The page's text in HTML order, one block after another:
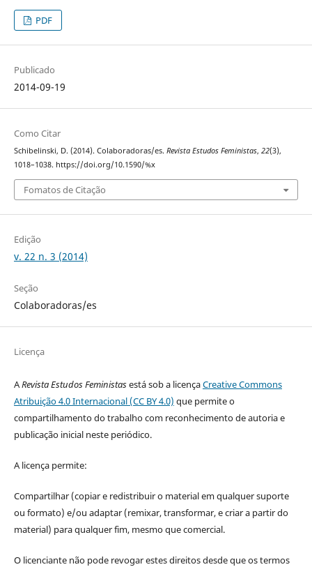
PDF
Publicado
2014-09-19
Como Citar
Schibelinski, D. (2014). Colaboradoras/es. Revista Estudos Feministas, 22(3),
1018–1038. https://doi.org/10.1590/%x
Fomatos de Citação
Edição
v. 22 n. 3 (2014)
Seção
Colaboradoras/es
Licença
ARevista Estudos Feministasestá sob a licençaCreative Commons
Atribuição 4.0 Internacional (CC BY 4.0) que permite o
compartilhamento do trabalho com reconhecimento de autoria e
publicação inicial neste periódico.
A licença permite:
Compartilhar (copiar e redistribuir o material em qualquer suporte
ou formato) e/ou adaptar (remixar, transformar, e criar a partir do
material) para qualquer fim, mesmo que comercial.
O licenciante não pode revogar estes direitos desde que os termos